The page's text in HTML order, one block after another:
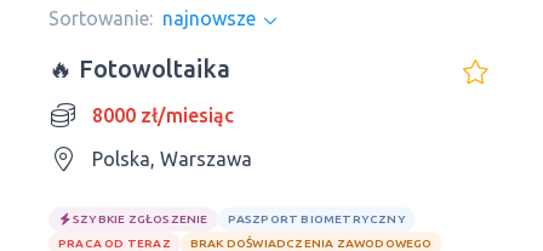
Sortowanie: najnowsze
🔥 Fotowoltaika
8000 zł/miesiąc
Polska, Warszawa
SZYBKIE ZGŁOSZENIE
PASZPORT BIOMETRYCZNY
PRACA OD TERAZ
BRAK DOŚWIADCZENIA ZAWODOWEGO